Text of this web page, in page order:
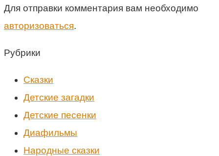
Для отправки комментария вам необходимо
авторизоваться.
Рубрики
Cказки
Детские загадки
Детские песенки
Диафильмы
Народные сказки